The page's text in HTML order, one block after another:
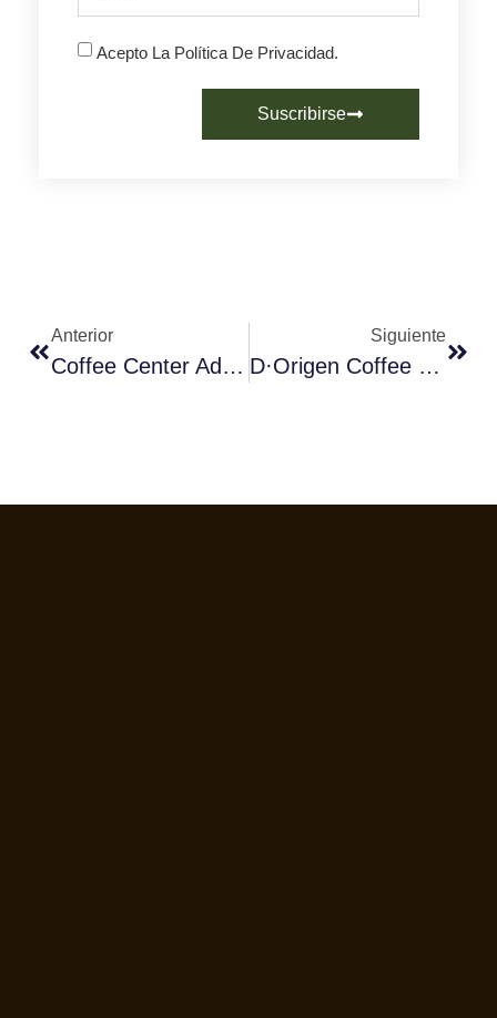
Acepto La Política De Privacidad.
Suscribirse
Anterior
Coffee Center Adquiere Una Nueva Planta De Producción
Siguiente
D·Origen Coffee , Socio De Eversys, Ofrece Una Experiencia Cafetera Excepcional En El Fórum Del Café En España.